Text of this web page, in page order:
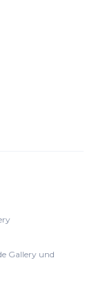
Gallery und